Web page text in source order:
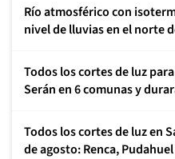
Río atmosférico con
nivel de lluvias en el norte
Todos los cortes de luz
Serán en 6 comunas y
Todos los cortes de luz en
de agosto: Renca,